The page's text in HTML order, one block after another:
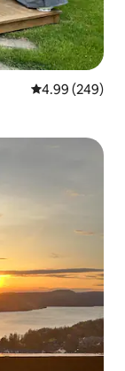
レビュー249
4.99 (249)